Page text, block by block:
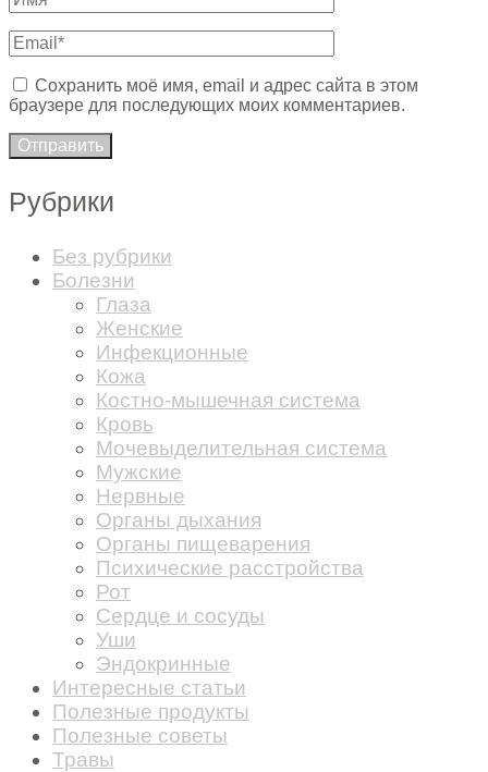
Сохранить моё имя, email и адрес сайта в этом
браузере для последующих моих комментариев.
Рубрики
Без рубрики
Болезни
Глаза
Женские
Инфекционные
Кожа
Костно-мышечная система
Кровь
Мочевыделительная система
Мужские
Нервные
Органы дыхания
Органы пищеварения
Психические расстройства
Рот
Сердце и сосуды
Уши
Эндокринные
Интересные статьи
Полезные продукты
Полезные советы
Травы